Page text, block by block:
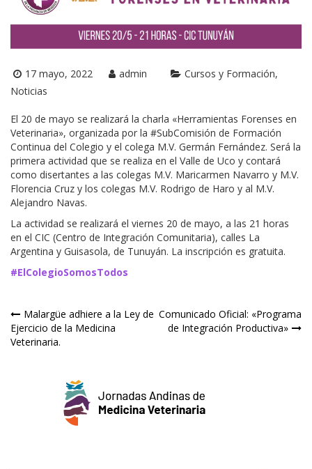
17 mayo, 2022 admin
Cursos y Formación
Noticias
El 20 de mayo se realizará la charla «Herramientas Forenses en
Veterinaria», organizada por la #SubComisión de Formación
Continua del Colegio y el colega M.V. Germán Fernández. Será la
primera actividad que se realiza en el Valle de Uco y contará
como disertantes a las colegas M.V. Maricarmen Navarro y M.V.
Florencia Cruz y los colegas M.V. Rodrigo de Haro y al M.V.
Alejandro Navas.
La actividad se realizará el viernes 20 de mayo, a las 21 horas
en el CIC (Centro de Integración Comunitaria), calles La
Argentina y Guisasola, de Tunuyán. La inscripción es gratuita.
#ElColegioSomosTodos
Navegación
de
Malargüe adhiere a la Ley de
Ejercicio de la Medicina
Veterinaria.
Comunicado Oficial: «Programa
de Integración Productiva»